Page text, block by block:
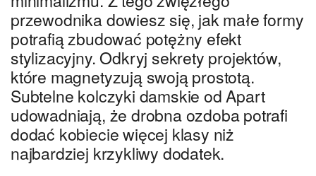
przewodnika dowiesz się, jak małe formy
potrafią zbudować potężny efekt
stylizacyjny. Odkryj sekrety projektów,
które magnetyzują swoją prostotą.
Subtelne kolczyki damskie od Apart
udowadniają, że drobna ozdoba potrafi
dodać kobiecie więcej klasy niż
najbardziej krzykliwy dodatek.